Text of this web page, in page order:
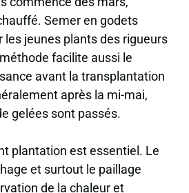
Semer en godets
les jeunes plants des rigueurs
facilite aussi le
avant la transplantation
après la mi-mai,
gelées sont passés.
plantation est essentiel. Le
et surtout le paillage
de la chaleur et